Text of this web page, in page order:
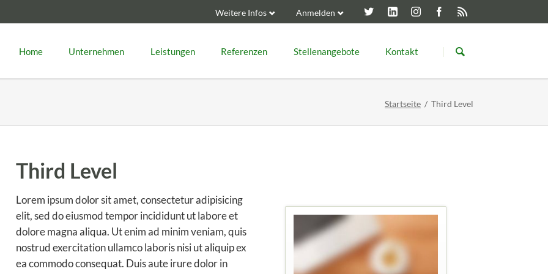
Anmelden
Weitere Infos
überspringen
Home Unternehmen Leistungen
Treppen / Glastreppen
Referenzen Stellenangebote
Konstruktionsmechaniker
Kontakt
Startseite Third Level
Third Level
Lorem ipsum dolor sit amet, consectetur adipisicing
elit, sed do eiusmod tempor incididunt ut labore et
dolore magna aliqua. Ut enim ad minim veniam, quis
nostrud exercitation ullamco laboris nisi ut aliquip ex
ea commodo consequat. Duis aute irure dolor in